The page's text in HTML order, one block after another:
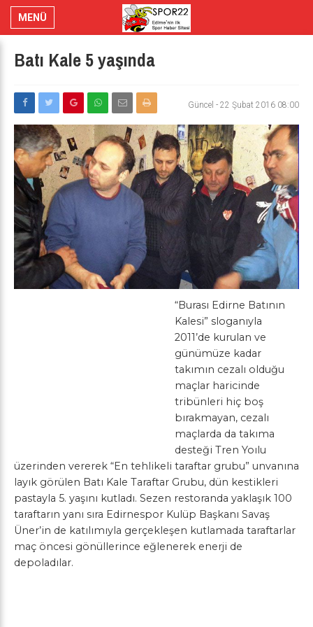
MENÜ
Batı Kale 5 yaşında
Güncel - 22 Şubat 2016 08:00
“Burası Edirne Batının
Kalesi” sloganıyla
2011’de kurulan ve
günümüze kadar
takımın cezalı olduğu
maçlar haricinde
tribünleri hiç boş
bırakmayan, cezalı
maçlarda da takıma
desteği Tren Yoılu
üzerinden vererek “En tehlikeli taraftar grubu” unvanına
layık görülen Batı Kale Taraftar Grubu, dün kestikleri
pastayla 5. yaşını kutladı. Sezen restoranda yaklaşık 100
taraftarın yanı sıra Edirnespor Kulüp Başkanı Savaş
Üner’in de katılımıyla gerçekleşen kutlamada taraftarlar
maç öncesi gönüllerince eğlenerek enerji de
depoladılar.